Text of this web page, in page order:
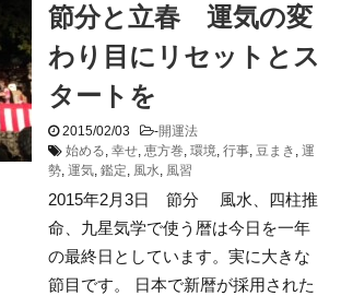
節分と立春 運気の変
わり目にリセットとス
タートを
2015/02/03 -開運法
始める, 幸せ, 恵方巻, 環境, 行事, 豆まき , 運
勢, 運気, 鑑定, 風水, 風習
2015年2月3日 節分 風水、四柱推
命、九星気学で使う暦は今日を一年
の最終日としています。実に大きな
節目です。 日本で新暦が採用された